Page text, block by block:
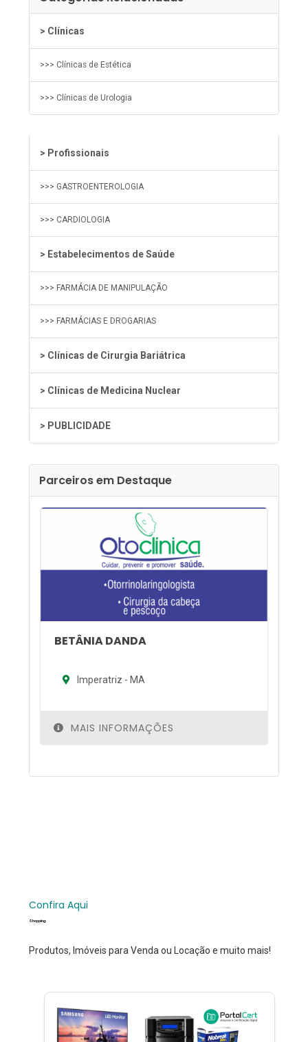
> Clínicas
>>> Clínicas de Estética
>>> Clínicas de Urologia
> Profissionais
>>> GASTROENTEROLOGIA
>>> CARDIOLOGIA
> Estabelecimentos de Saúde
>>> FARMÁCIA DE MANIPULAÇÃO
>>> FARMÁCIAS E DROGARIAS
> Clínicas de Cirurgia Bariátrica
> Clínicas de Medicina Nuclear
> PUBLICIDADE
Parceiros em Destaque
BETÂNIA DANDA
Imperatriz - MA
MAIS INFORMAÇÕES
Confira Aqui
Shopping
Produtos, Imóveis para Venda ou Locação e muito mais!